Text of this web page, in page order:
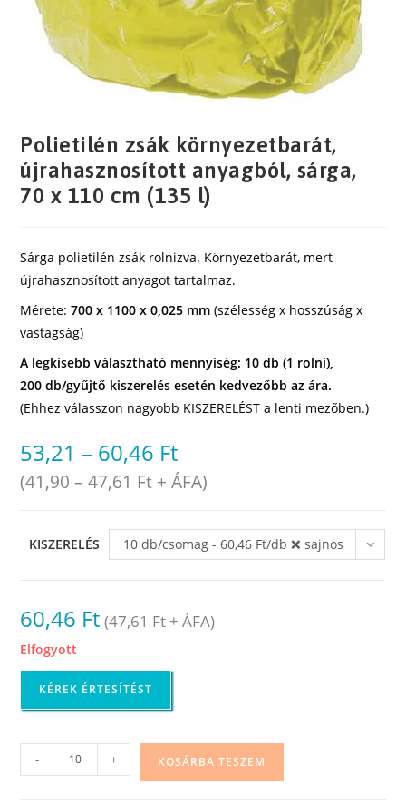
Polietilén zsák környezetbarát,
újrahasznosított anyagból, sárga,
70 x 110 cm (135 l)
Sárga polietilén zsák rolnizva. Környezetbarát, mert
újrahasznosított anyagot tartalmaz.
Mérete:700 x 1100 x 0,025 mm (szélesség x hosszúság x
vastagság)
A legkisebb választható mennyiség: 10 db (1 rolni),
200 db/gyűjtő kiszerelés esetén kedvezőbb az ára.
(Ehhez válasszon nagyobb KISZERELÉST a lenti mezőben.)
53,21 – 60,46 Ft
(41,90–47,61 Ft + ÁFA)
KISZERELÉS
10 db/csomag - 60,46 Ft/db ❌ sajnos
60,46 Ft (47,61 Ft + ÁFA)
Elfogyott
KÉREK ÉRTESÍTÉST
Polietilén
zsák
- + KOSÁRBA TESZEM